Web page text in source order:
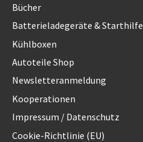
Bücher
Batterieladegeräte & Starthilfe
Kühlboxen
Autoteile Shop
Newsletteranmeldung
Kooperationen
Impressum / Datenschutz
Cookie-Richtlinie (EU)